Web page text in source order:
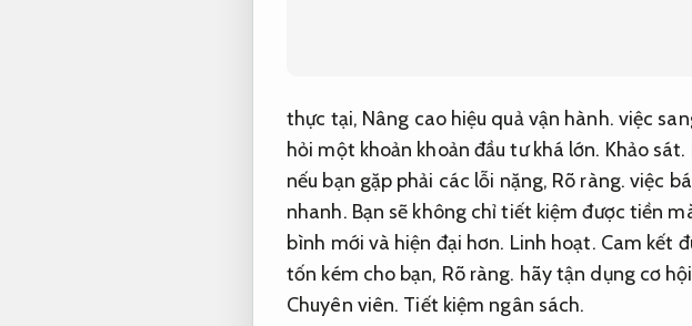
thực tại, Nâng cao hiệu quả vận hành. việc
hỏi một khoản khoản đầu tư khá lớn. Khảo sát.
nếu bạn gặp phải các lỗi nặng, Rõ ràng. việc
nhanh. Bạn sẽ không chỉ tiết kiệm được tiền
bình mới và hiện đại hơn. Linh hoạt. Cam kết
tốn kém cho bạn, Rõ ràng. hãy tận dụng cơ
Chuyên viên. Tiết kiệm ngân sách.